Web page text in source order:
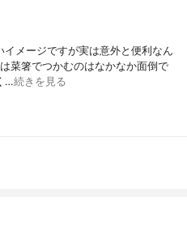
イメージですが実は意外と便利なん
菜箸でつかむのはなかなか面倒で
…続きを見る